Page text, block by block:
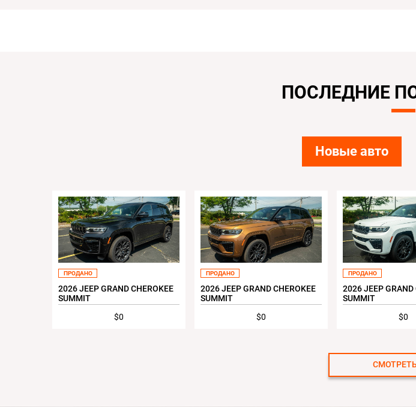
ПОСЛЕДНИЕ
Новые авто
ПРОДАНО
2026 JEEP GRAND CHEROKEE
SUMMIT
$0
ПРОДАНО
2026 JEEP GRAND CHEROKEE
SUMMIT
$0
ПРОДАНО
2026 JEEP GRAND
SUMMIT
$0